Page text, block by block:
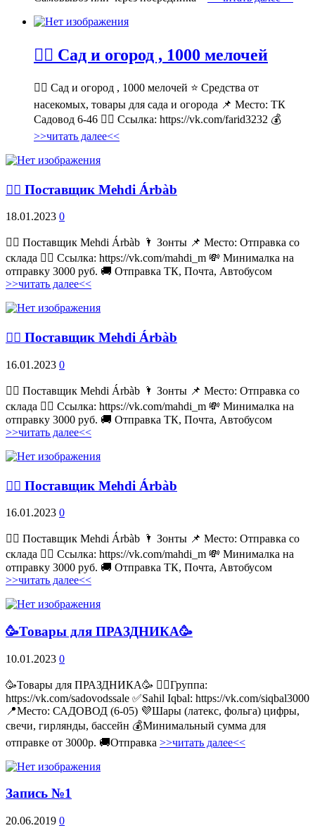
💁‍♂ Сад и огород , 1000 мелочей
💁‍♂ Сад и огород , 1000 мелочей ⭐ Средства от
насекомых, товары для сада и огорода 📌 Место: ТК
Садовод 6-46 👉🏻 Ссылка: https://vk.com/farid3232 💰
>>читать далее<<
💁‍♂ Поставщик Mehdi Árbàb
18.01.2023 0
💁‍♂ Поставщик Mehdi Árbàb 🌂 Зонты 📌 Место: Отправка со
склада 👉🏻 Ссылка: https://vk.com/mahdi_m 💸 Минималка на
отправку 3000 руб. 🚚 Отправка ТК, Почта, Автобусом
>>читать далее<<
💁‍♂ Поставщик Mehdi Árbàb
16.01.2023 0
💁‍♂ Поставщик Mehdi Árbàb 🌂 Зонты 📌 Место: Отправка со
склада 👉🏻 Ссылка: https://vk.com/mahdi_m 💸 Минималка на
отправку 3000 руб. 🚚 Отправка ТК, Почта, Автобусом
>>читать далее<<
💁‍♂ Поставщик Mehdi Árbàb
16.01.2023 0
💁‍♂ Поставщик Mehdi Árbàb 🌂 Зонты 📌 Место: Отправка со
склада 👉🏻 Ссылка: https://vk.com/mahdi_m 💸 Минималка на
отправку 3000 руб. 🚚 Отправка ТК, Почта, Автобусом
>>читать далее<<
🥳Товары для ПРАЗДНИКА🥳
10.01.2023 0
🥳Товары для ПРАЗДНИКА🥳 👉🏻Группа:
https://vk.com/sadovodssale ✅Sahil Iqbal: https://vk.com/siqbal3000
📍Место: САДОВОД (6-05) 💜Шары (латекс, фольга) цифры,
свечи, гирлянды, бассейн 💰Минимальный сумма для
отправке от 3000р. 🚚Отправка >>читать далее<<
Запись №1
20.06.2019 0